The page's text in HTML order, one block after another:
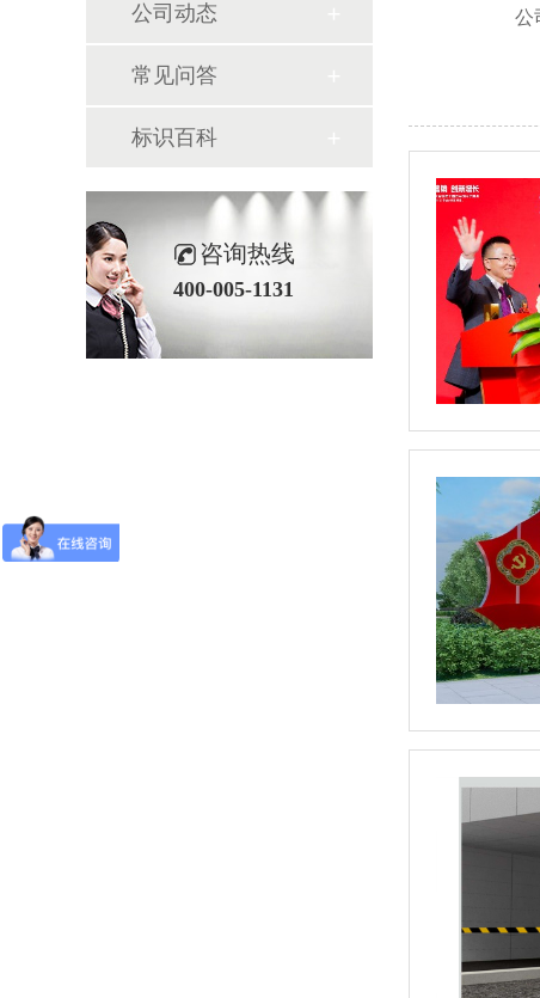
公
公司动态
常见问答
标识百科
咨询热线
400-005-1131